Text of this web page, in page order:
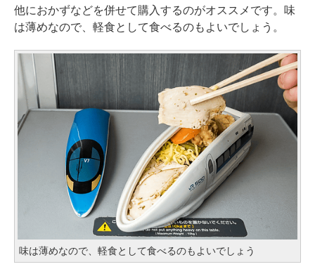
他におかずなどを併せて購入するのがオススメです。味
は薄めなので、軽食として食べるのもよいでしょう。
味は薄めなので、軽食として食べるのもよいでしょう